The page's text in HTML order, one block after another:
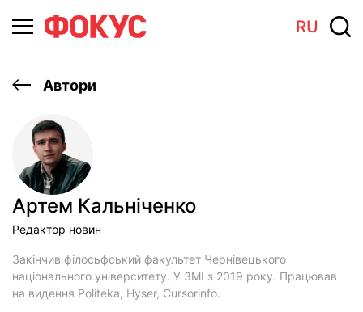
RU
Автори
Артем Кальніченко
Редактор новин
Закінчив філосьфський факультет Чернівецького
національного університету. У ЗМІ з 2019 року. Працював
на видення Politeka, Hyser, Сursorinfo.